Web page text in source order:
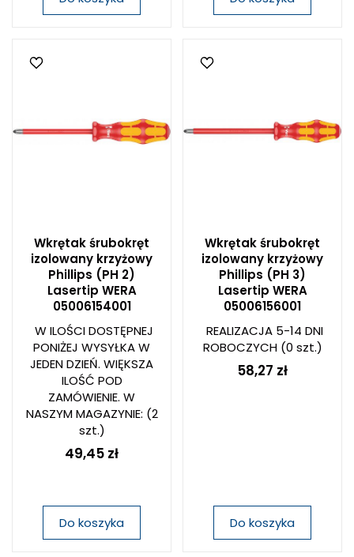
Wkrętak śrubokręt
izolowany krzyżowy
Phillips (PH 2)
Lasertip WERA
05006154001
W ILOŚCI DOSTĘPNEJ
PONIŻEJ WYSYŁKA W
JEDEN DZIEŃ. WIĘKSZA
ILOŚĆ POD
ZAMÓWIENIE. W
NASZYM MAGAZYNIE: (2
szt.)
49,45 zł
Do koszyka
Wkrętak śrubokręt
izolowany krzyżowy
Phillips (PH 3)
Lasertip WERA
05006156001
REALIZACJA 5-14 DNI
ROBOCZYCH(0 szt.)
58,27 zł
Do koszyka